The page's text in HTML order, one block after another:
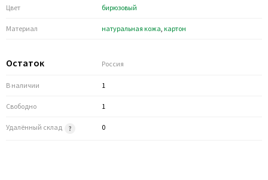
Цвет бирюзовый
Материал натуральная кожа, картон
Остаток Россия
В наличии 1
Свободно 1
Удалённый склад 0